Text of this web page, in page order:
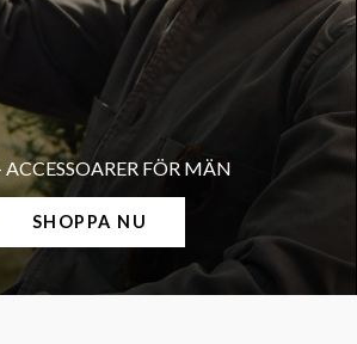
ACCESSOARER FÖR MÄN
SHOPPA NU